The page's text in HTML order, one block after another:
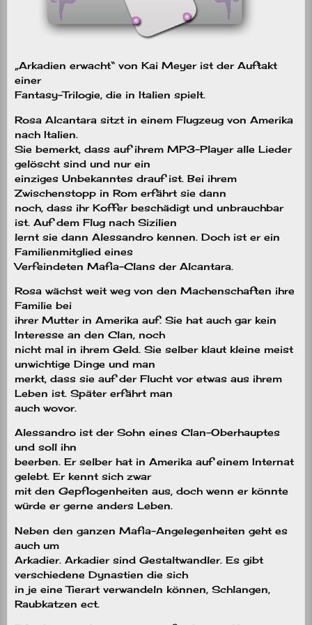
„Arkadien erwacht“ von Kai Meyer ist der Auftakt
einer
Fantasy-Trilogie, die in Italien spielt.
Rosa Alcantara sitzt in einem Flugzeug von Amerika
nach Italien.
Sie bemerkt, dass auf ihrem MP3-Player alle Lieder
gelöscht sind und nur ein
einziges Unbekanntes drauf ist. Bei ihrem
Zwischenstopp in Rom erfährt sie dann
noch, dass ihr Koffer beschädigt und unbrauchbar
ist. Auf dem Flug nach Sizilien
lernt sie dann Alessandro kennen. Doch ist er ein
Familienmitglied eines
Verfeindeten Mafia-Clans der Alcantara.
Rosa wächst weit weg von den Machenschaften ihre
Familie bei
ihrer Mutter in Amerika auf. Sie hat auch gar kein
Interesse an den Clan, noch
nicht mal in ihrem Geld. Sie selber klaut kleine meist
unwichtige Dinge und man
merkt, dass sie auf der Flucht vor etwas aus ihrem
Leben ist. Später erfährt man
auch wovor.
Alessandro ist der Sohn eines Clan-Oberhauptes
und soll ihn
beerben. Er selber hat in Amerika auf einem Internat
gelebt. Er kennt sich zwar
mit den Gepflogenheiten aus, doch wenn er könnte
würde er gerne anders Leben.
Neben den ganzen Mafia-Angelegenheiten geht es
auch um
Arkadier. Arkadier sind Gestaltwandler. Es gibt
verschiedene Dynastien die sich
in je eine Tierart verwandeln können, Schlangen,
Raubkatzen ect.